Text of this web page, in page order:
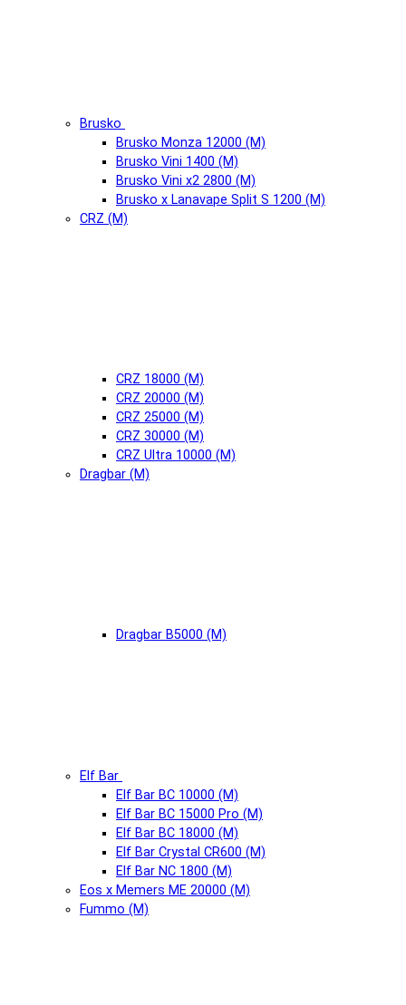
Brusko
Brusko Monza 12000 (М)
Brusko Vini 1400 (М)
Brusko Vini x2 2800 (М)
Brusko x Lanavape Split S 1200 (М)
CRZ (М)
CRZ 18000 (М)
CRZ 20000 (М)
CRZ 25000 (М)
CRZ 30000 (М)
CRZ Ultra 10000 (М)
Dragbar (М)
Dragbar B5000 (М)
Elf Bar
Elf Bar BC 10000 (М)
Elf Bar BC 15000 Pro (М)
Elf Bar BC 18000 (М)
Elf Bar Crystal CR600 (М)
Elf Bar NC 1800 (М)
Eos x Memers ME 20000 (М)
Fummo (М)